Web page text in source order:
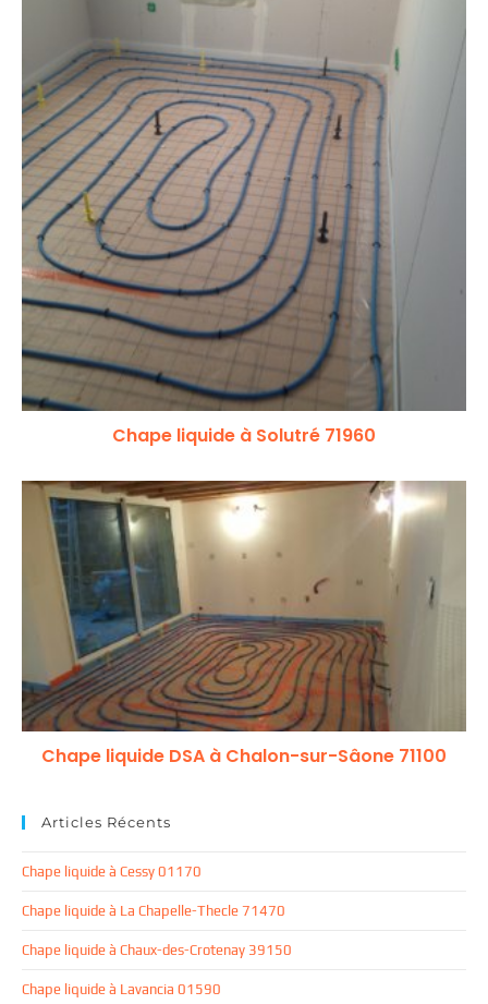
Chape liquide à Solutré 71960
Chape liquide DSA à Chalon-sur-Sâone 71100
Articles Récents
Chape liquide à Cessy 01170
Chape liquide à La Chapelle-Thecle 71470
Chape liquide à Chaux-des-Crotenay 39150
Chape liquide à Lavancia 01590